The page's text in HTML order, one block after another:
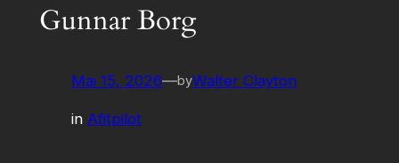
Gunnar Borg
Mai 15, 2026—byWalter Clayton
in Afitpilot